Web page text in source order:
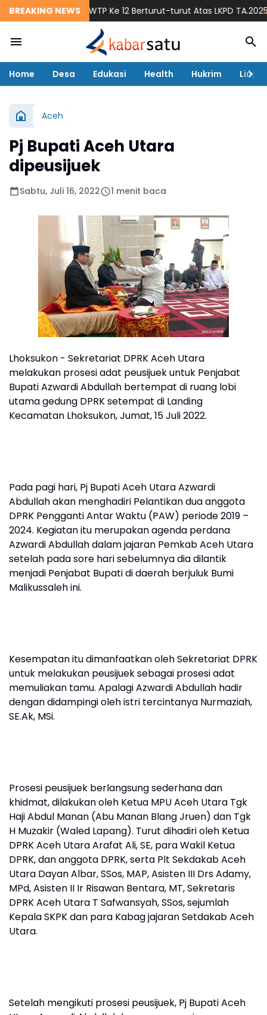
BREAKING NEWS
Atim Raih Opini WTP Ke 12 Berturut-turut Atas LKPD TA.2025
Home Desa Edukasi Health Hukrim
Aceh
Pj Bupati Aceh Utara
dipeusijuek
Sabtu, Juli 16, 2022 1 menit baca
Lhoksukon - Sekretariat DPRK Aceh Utara
melakukan prosesi adat peusijuek untuk Penjabat
Bupati Azwardi Abdullah bertempat di ruang lobi
utama gedung DPRK setempat di Landing
Kecamatan Lhoksukon, Jumat, 15 Juli 2022.
Pada pagi hari, Pj Bupati Aceh Utara Azwardi
Abdullah akan menghadiri Pelantikan dua anggota
DPRK Pengganti Antar Waktu (PAW) periode 2019 –
2024. Kegiatan itu merupakan agenda perdana
Azwardi Abdullah dalam jajaran Pemkab Aceh Utara
setelah pada sore hari sebelumnya dia dilantik
menjadi Penjabat Bupati di daerah berjuluk Bumi
Malikussaleh ini.
Kesempatan itu dimanfaatkan oleh Sekretariat DPRK
untuk melakukan peusijuek sebagai prosesi adat
memuliakan tamu. Apalagi Azwardi Abdullah hadir
dengan didampingi oleh istri tercintanya Nurmaziah,
SE.Ak, MSi.
Prosesi peusijuek berlangsung sederhana dan
khidmat, dilakukan oleh Ketua MPU Aceh Utara Tgk
Haji Abdul Manan (Abu Manan Blang Jruen) dan Tgk
H Muzakir (Waled Lapang). Turut dihadiri oleh Ketua
DPRK Aceh Utara Arafat Ali, SE, para Wakil Ketua
DPRK, dan anggota DPRK, serta Plt Sekdakab Aceh
Utara Dayan Albar, SSos, MAP, Asisten III Drs Adamy,
MPd, Asisten II Ir Risawan Bentara, MT, Sekretaris
DPRK Aceh Utara T Safwansyah, SSos, sejumlah
Kepala SKPK dan para Kabag jajaran Setdakab Aceh
Utara.
Setelah mengikuti prosesi peusijuek, Pj Bupati Aceh